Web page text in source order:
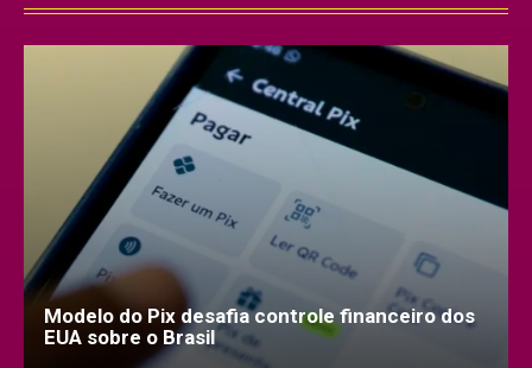
Modelo do Pix desafia controle financeiro dos
EUA sobre o Brasil